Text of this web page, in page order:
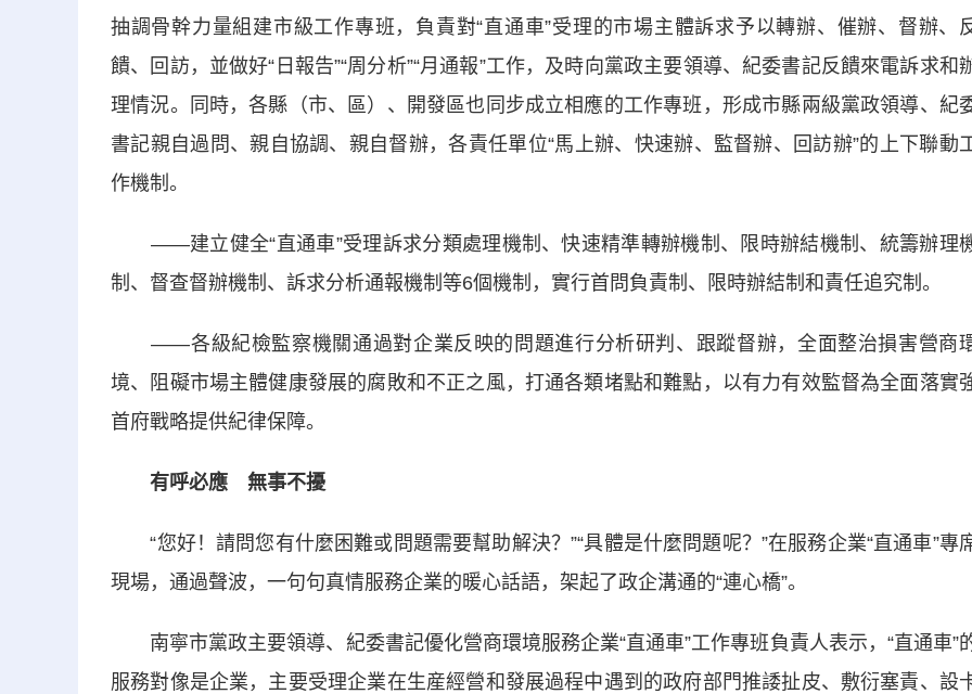
抽調骨幹力量組建市級工作專班，負責對“直通車”受理的市場主體訴求予以轉辦、催辦、督辦、
饋、回訪，並做好“日報告”“周分析”“月通報”工作，及時向黨政主要領導、紀委書記反饋來電訴求和
理情況。同時，各縣（市、區）、開發區也同步成立相應的工作專班，形成市縣兩級黨政領導、紀
書記親自過問、親自協調、親自督辦，各責任單位“馬上辦、快速辦、監督辦、回訪辦”的上下聯動
作機制。
——建立健全“直通車”受理訴求分類處理機制、快速精準轉辦機制、限時辦結機制、統籌辦理
制、督查督辦機制、訴求分析通報機制等6個機制，實行首問負責制、限時辦結制和責任追究制。
——各級紀檢監察機關通過對企業反映的問題進行分析研判、跟蹤督辦，全面整治損害營商
境、阻礙市場主體健康發展的腐敗和不正之風，打通各類堵點和難點，以有力有效監督為全面落實
首府戰略提供紀律保障。
有呼必應 無事不擾
“您好！請問您有什麼困難或問題需要幫助解決？”“具體是什麼問題呢？”在服務企業“直通車”專
現場，通過聲波，一句句真情服務企業的暖心話語，架起了政企溝通的“連心橋”。
南寧市黨政主要領導、紀委書記優化營商環境服務企業“直通車”工作專班負責人表示，“直通車”
服務對像是企業，主要受理企業在生産經營和發展過程中遇到的政府部門推諉扯皮、敷衍塞責、設